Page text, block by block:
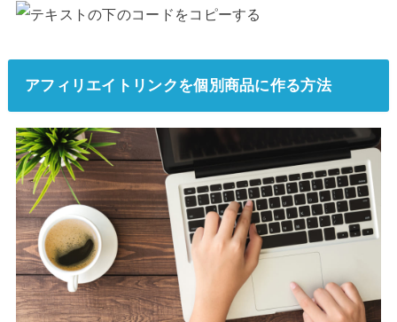
アフィリエイトリンクを個別商品に作る方法